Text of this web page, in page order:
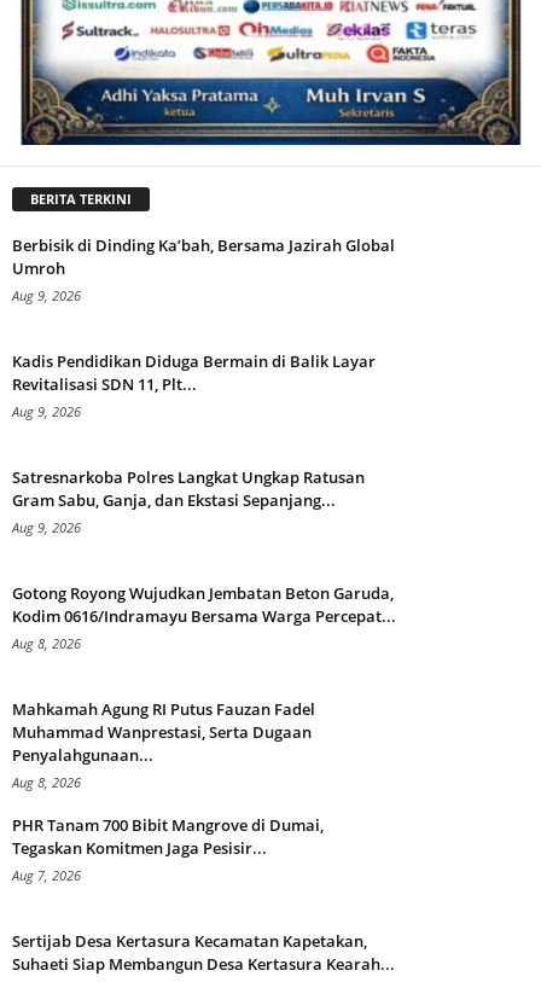
BERITA TERKINI
Berbisik di Dinding Ka’bah, Bersama Jazirah Global
Umroh
Aug 9, 2026
Kadis Pendidikan Diduga Bermain di Balik Layar
Revitalisasi SDN 11, Plt...
Aug 9, 2026
Satresnarkoba Polres Langkat Ungkap Ratusan
Gram Sabu, Ganja, dan Ekstasi Sepanjang...
Aug 9, 2026
Gotong Royong Wujudkan Jembatan Beton Garuda,
Kodim 0616/Indramayu Bersama Warga Percepat...
Aug 8, 2026
Mahkamah Agung RI Putus Fauzan Fadel
Muhammad Wanprestasi, Serta Dugaan
Penyalahgunaan...
Aug 8, 2026
PHR Tanam 700 Bibit Mangrove di Dumai,
Tegaskan Komitmen Jaga Pesisir...
Aug 7, 2026
Sertijab Desa Kertasura Kecamatan Kapetakan,
Suhaeti Siap Membangun Desa Kertasura Kearah...